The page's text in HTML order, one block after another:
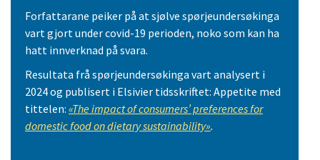
Forfattarane peiker på at sjølve spørjeundersøkinga
vart gjort under covid-19 perioden, noko som kan ha
hatt innverknad på svara.
Resultata frå spørjeundersøkinga vart analysert i
2024 og publisert i Elsivier tidsskriftet: Appetite med
tittelen: «The impact of consumers’ preferences for
domestic food on dietary sustainability».